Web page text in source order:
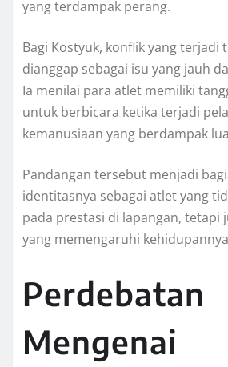
yang terdampak perang.
Bagi Kostyuk, konflik yang terjadi
dianggap sebagai isu yang jauh
Ia menilai para atlet memiliki
untuk berbicara ketika terjadi
kemanusiaan yang berdampak
Pandangan tersebut menjadi
identitasnya sebagai atlet yang
pada prestasi di lapangan, tetapi
yang memengaruhi
Perdebatan
Mengenai